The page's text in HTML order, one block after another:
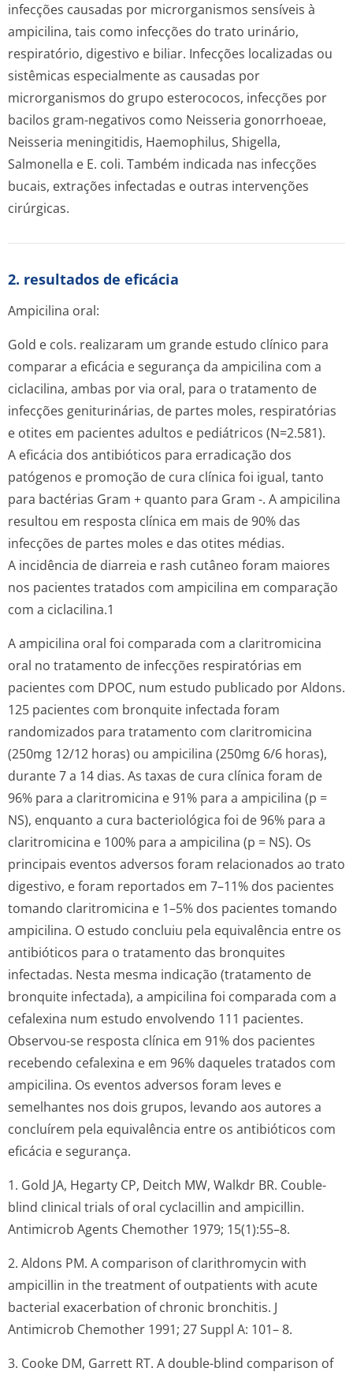
infecções causadas por microrganismos sensíveis à
ampicilina, tais como infecções do trato urinário,
respiratório, digestivo e biliar. Infecções localizadas ou
sistêmicas especialmente as causadas por
microrganismos do grupo esterococos, infecções por
bacilos gram-negativos como Neisseria gonorrhoeae,
Neisseria meningitidis, Haemophilus, Shigella,
Salmonella e E. coli. Também indicada nas infecções
bucais, extrações infectadas e outras intervenções
cirúrgicas.
2. resultados de eficácia
Ampicilina oral:
Gold e cols. realizaram um grande estudo clínico para
comparar a eficácia e segurança da ampicilina com a
ciclacilina, ambas por via oral, para o tratamento de
infecções geniturinárias, de partes moles, respiratórias
e otites em pacientes adultos e pediátricos (N=2.581).
A eficácia dos antibióticos para erradicação dos
patógenos e promoção de cura clínica foi igual, tanto
para bactérias Gram + quanto para Gram -. A ampicilina
resultou em resposta clínica em mais de 90% das
infecções de partes moles e das otites médias.
A incidência de diarreia e rash cutâneo foram maiores
nos pacientes tratados com ampicilina em comparação
com a ciclacilina.1
A ampicilina oral foi comparada com a claritromicina
oral no tratamento de infecções respiratórias em
pacientes com DPOC, num estudo publicado por Aldons.
125 pacientes com bronquite infectada foram
randomizados para tratamento com claritromicina
(250mg 12/12 horas) ou ampicilina (250mg 6/6 horas),
durante 7 a 14 dias. As taxas de cura clínica foram de
96% para a claritromicina e 91% para a ampicilina (p =
NS), enquanto a cura bacteriológica foi de 96% para a
claritromicina e 100% para a ampicilina (p = NS). Os
principais eventos adversos foram relacionados ao trato
digestivo, e foram reportados em 7–11% dos pacientes
tomando claritromicina e 1–5% dos pacientes tomando
ampicilina. O estudo concluiu pela equivalência entre os
antibióticos para o tratamento das bronquites
infectadas. Nesta mesma indicação (tratamento de
bronquite infectada), a ampicilina foi comparada com a
cefalexina num estudo envolvendo 111 pacientes.
Observou-se resposta clínica em 91% dos pacientes
recebendo cefalexina e em 96% daqueles tratados com
ampicilina. Os eventos adversos foram leves e
semelhantes nos dois grupos, levando aos autores a
concluírem pela equivalência entre os antibióticos com
eficácia e segurança.
1. Gold JA, Hegarty CP, Deitch MW, Walkdr BR. Couble-
blind clinical trials of oral cyclacillin and ampicillin.
Antimicrob Agents Chemother 1979; 15(1):55–8.
2. Aldons PM. A comparison of clarithromycin with
ampicillin in the treatment of outpatients with acute
bacterial exacerbation of chronic bronchitis. J
Antimicrob Chemother 1991; 27 Suppl A: 101– 8.
3. Cooke DM, Garrett RT. A double-blind comparison of